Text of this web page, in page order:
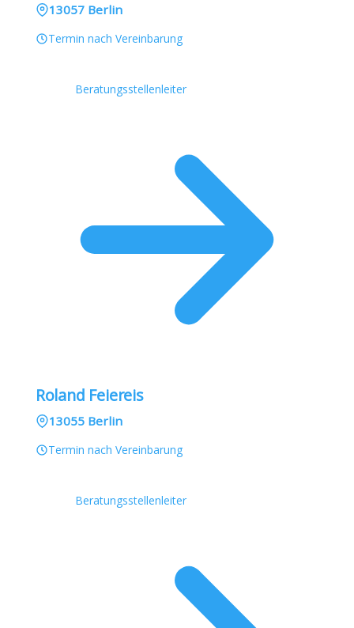
13057 Berlin
Termin nach Vereinbarung
Beratungsstellenleiter
Roland Feiereis
13055 Berlin
Termin nach Vereinbarung
Beratungsstellenleiter